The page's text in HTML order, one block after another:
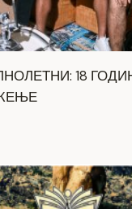
18